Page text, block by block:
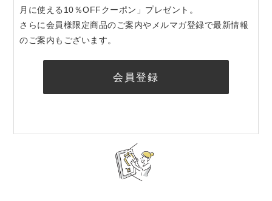
月に使える10％OFFクーポン」プレゼント。
さらに会員様限定商品のご案内やメルマガ登録で最新情報
のご案内もございます。
会員登録